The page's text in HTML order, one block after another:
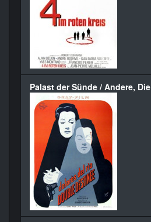
Palast der Sünde / Andere, Die